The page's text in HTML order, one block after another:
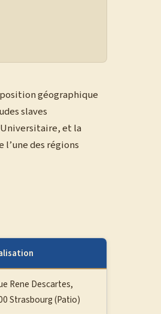
géographique
slaves
et la
des régions
Rene Descartes,
Strasbourg (Patio)